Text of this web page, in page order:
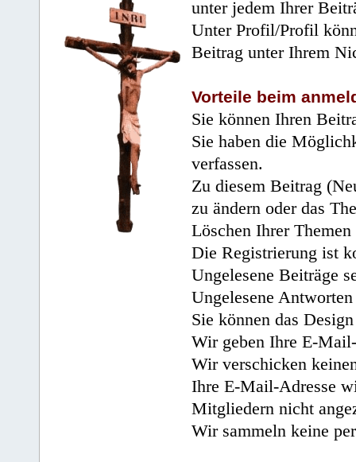
unter jedem Ihrer
Unter Profil/Profil
Beitrag unter Ihrem
Vorteile beim
Sie können Ihren
Sie haben die
verfassen.
Zu diesem Beitrag
zu ändern oder das
Löschen Ihrer
Die Registrierung ist
Ungelesene Beiträge
Ungelesene
Sie können das
Wir geben Ihre E-
Wir verschicken
Ihre E-Mail-Adresse
Mitgliedern nicht
Wir sammeln keine